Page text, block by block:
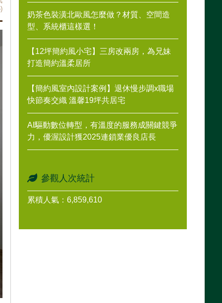
奶茶色裝潢北歐風怎麼做？材質、空間造
型、系統櫃這樣選！
【12坪簡約風小宅】三房改兩房，為兄妹
打造簡約溫柔居所
【簡約風室內設計案例】退休慢步調x職場
快節奏交織 溫馨19坪共居宅
AI驅動數位轉型，有溫度的服務成關鍵競爭
力，優渥設計獲2025連鎖業優良店長
參觀人次統計
累積人氣：6,859,610